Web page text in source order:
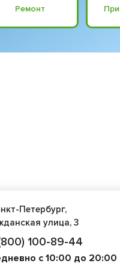
Ремонт
Петербург,
улица, 3
100-89-44
с 10:00 до 20:00